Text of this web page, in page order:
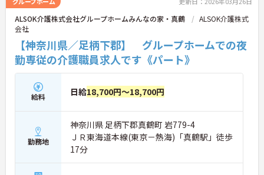
ALSOK介護株式会社グループホームみんなの家・真鶴
ALSOK介護株式
会社
【神奈川県／足柄下郡】 グループホームでの夜
勤専従の介護職員求人です《パート》
給料 日給18,700円～18,700円
勤務地
神奈川県 足柄下郡真鶴町 岩779-4
ＪＲ東海道本線(東京－熱海)「真鶴駅」徒歩
17分